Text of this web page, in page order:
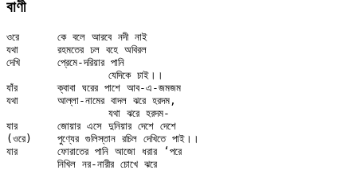
বাণী
ওরে	কে বলে আরবে নদী নাই
যথা	রহমতের ঢল বহে অবিরল
দেখি	প্রেমে-দরিয়ার পানি
যাঁর	ক্বাবা ঘরের পাশে আব-এ-জমজম
যথা	আল্লা-নামের বাদল ঝরে হরদম,
যার	জোয়ার এসে দুনিয়ার দেশে দেশে
(ওরে)	পুণ্যের গুলিস্তান রচিল দেখিতে পাই।।
যার	ফোরাতের পানি আজো ধরার ‘পরে